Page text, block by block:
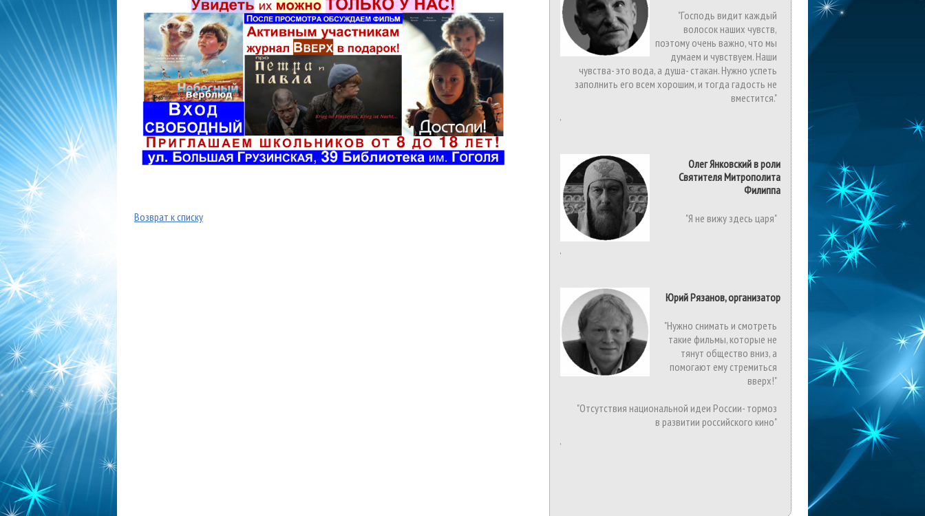
Возврат к списку
"Господь видит каждый
волосок наших чувств,
поэтому очень важно, что мы
думаем и чувствуем. Наши
чувства- это вода, а душа- стакан. Нужно успеть
заполнить его всем хорошим, и тогда гадость не
вместится."
Олег Янковский в роли
Святителя Митрополита
Филиппа
"Я не вижу здесь царя"
Юрий Рязанов, организатор
"Нужно снимать и смотреть
такие фильмы, которые не
тянут общество вниз, а
помогают ему стремиться
вверх!"
"Отсутствия национальной идеи России- тормоз
в развитии российского кино"